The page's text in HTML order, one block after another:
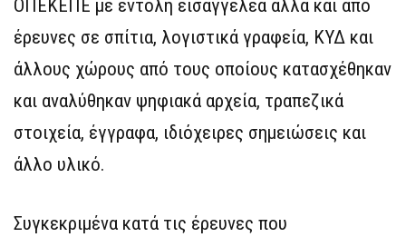
ΟΠΕΚΕΠΕ με εντολή εισαγγελέα αλλά και από
έρευνες σε σπίτια, λογιστικά γραφεία, ΚΥΔ και
άλλους χώρους από τους οποίους κατασχέθηκαν
και αναλύθηκαν ψηφιακά αρχεία, τραπεζικά
στοιχεία, έγγραφα, ιδιόχειρες σημειώσεις και
άλλο υλικό.
Συγκεκριμένα κατά τις έρευνες που